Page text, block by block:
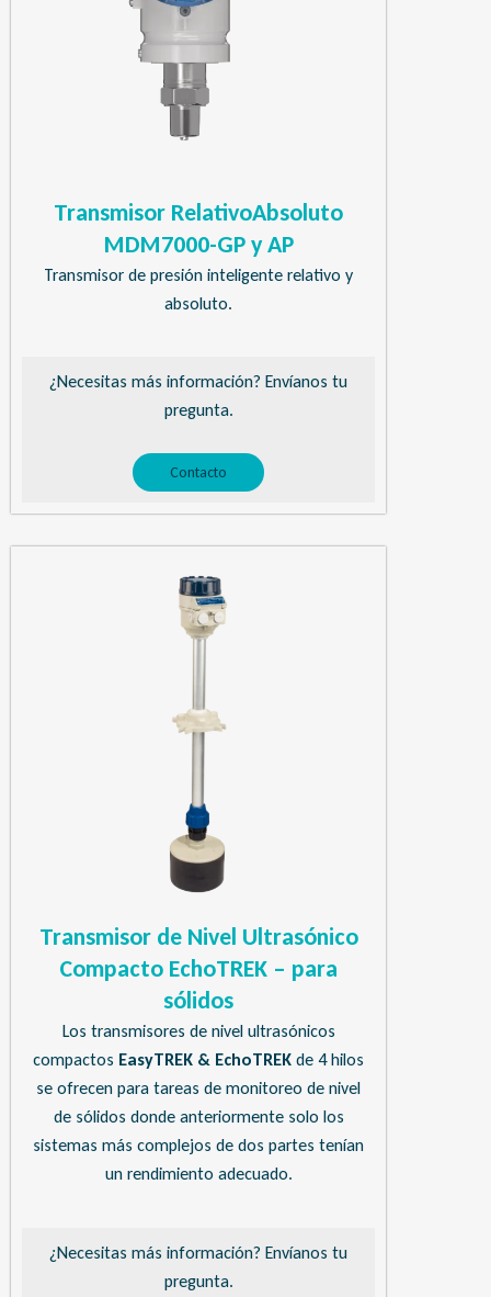
Transmisor RelativoAbsoluto
MDM7000-GP y AP
Transmisor de presión inteligente relativo y
absoluto.
¿Necesitas más información? Envíanos tu
pregunta.
Contacto
Transmisor de Nivel Ultrasónico
Compacto EchoTREK – para
sólidos
Los transmisores de nivel ultrasónicos
compactos EasyTREK & EchoTREK de 4 hilos
se ofrecen para tareas de monitoreo de nivel
de sólidos donde anteriormente solo los
sistemas más complejos de dos partes tenían
un rendimiento adecuado.
¿Necesitas más información? Envíanos tu
pregunta.